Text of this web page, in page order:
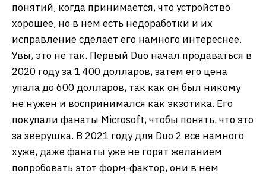
понятий, когда принимается, что устройство
хорошее, но в нем есть недоработки и их
исправление сделает его намного интереснее.
Увы, это не так. Первый Duo начал продаваться в
2020 году за 1 400 долларов, затем его цена
упала до 600 долларов, так как он был никому
не нужен и воспринимался как экзотика. Его
покупали фанаты Microsoft, чтобы понять, что это
за зверушка. В 2021 году для Duo 2 все намного
хуже, даже фанаты уже не горят желанием
попробовать этот форм-фактор, они в нем